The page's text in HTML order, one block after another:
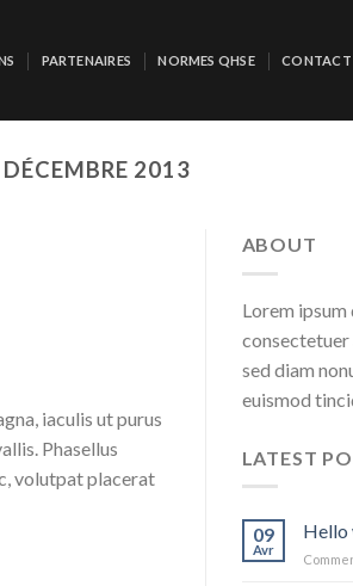
PARTENAIRES NORMES QHSE CONTACT
DÉCEMBRE 2013
iaculis ut purus
Phasellus
volutpat placerat
ABOUT
Lorem ipsum
consectetuer
sed diam
euismod
LATEST
09
Avr
Hello